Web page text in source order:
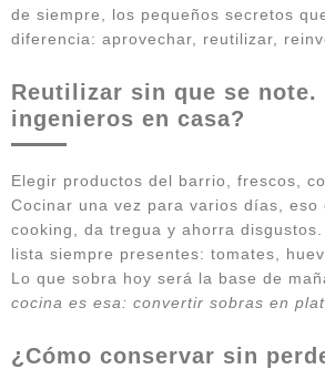
de siempre, los pequeños secretos
diferencia: aprovechar, reutilizar,
Reutilizar sin que se note.
ingenieros en casa?
Elegir productos del barrio, frescos,
Cocinar una vez para varios días, eso
cooking, da tregua y ahorra
lista siempre presentes: tomates,
Lo que sobra hoy será la base de
cocina es esa: convertir sobras en
¿Cómo conservar sin